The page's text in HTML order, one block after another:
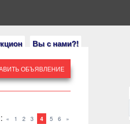
Вы с нами?!
у вас есть коллекция, расскажите
ОБЪЯВЛЕНИЕ
: « 1 2 3 4 5 6 »